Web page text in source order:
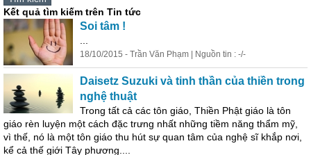
Kết quả tìm kiếm trên Tin tức
Soi tâm !
18/10/2015 - Trần Văn Phạm | Nguồn tin : -/-
Daisetz Suzuki và tinh thần của thiền trong
nghệ thuật
Trong tất cả các tôn giáo, Thiền Phật giáo là tôn
giáo rèn luyện một cách đặc trưng nhất những tiềm năng thẩm mỹ,
vì thế, nó là một tôn giáo thu hút sự quan tâm của nghệ sĩ khắp nơi,
kể cả thế giới Tây phương....